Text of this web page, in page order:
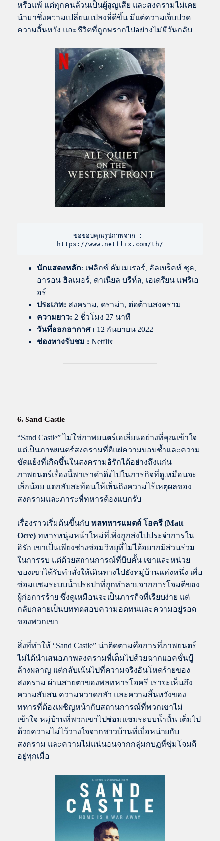
หรือแพ้ แต่ทุกคนล้วนเป็นผู้สูญเสีย และสงครามไม่เคย
นำมาซึ่งความเปลี่ยนแปลงที่ดีขึ้น มีแต่ความเจ็บปวด
ความสิ้นหวัง และชีวิตที่ถูกพรากไปอย่างไม่มีวันกลับ
ขอขอบคุณรูปภาพจาก :
https://www.netflix.com/th/
นักแสดงหลัก: เฟลิกซ์ คัมเมเรอร์, อัลเบร็คท์ ชุค,
อารอน ฮิลเมอร์, ดาเนียล บรืห์ล, เอเดรียน แฟริเอ
อร์
ประเภท: สงคราม, ดราม่า, ต่อต้านสงคราม
ความยาว: 2 ชั่วโมง 27 นาที
วันที่ออกอากาศ : 12 กันยายน 2022
ช่องทางรับชม : Netflix
6. Sand Castle
“Sand Castle” ไม่ใช่ภาพยนตร์เอเลี่ยนอย่างที่คุณเข้าใจ
แต่เป็นภาพยนตร์สงครามที่ตีแผ่ความบอบช้ำและความ
ขัดแย้งที่เกิดขึ้นในสงครามอิรักได้อย่างถึงแก่น
ภาพยนตร์เรื่องนี้พาเราดำดิ่งไปในภารกิจที่ดูเหมือนจะ
เล็กน้อย แต่กลับสะท้อนให้เห็นถึงความไร้เหตุผลของ
สงครามและภาระที่ทหารต้องแบกรับ
เรื่องราวเริ่มต้นขึ้นกับ พลทหารแมตต์ โอครี (Matt
Ocre)ทหารหนุ่มหน้าใหม่ที่เพิ่งถูกส่งไปประจำการใน
อิรัก เขาเป็นเพียงช่างซ่อมวิทยุที่ไม่ได้อยากมีส่วนร่วม
ในการรบ แต่ด้วยสถานการณ์ที่บีบคั้น เขาและหน่วย
ของเขาได้รับคำสั่งให้เดินทางไปยังหมู่บ้านแห่งหนึ่ง เพื่อ
ซ่อมแซมระบบน้ำประปาที่ถูกทำลายจากการโจมตีของ
ผู้ก่อการร้าย ซึ่งดูเหมือนจะเป็นภารกิจที่เรียบง่าย แต่
กลับกลายเป็นบททดสอบความอดทนและความอยู่รอด
ของพวกเขา
สิ่งที่ทำให้ “Sand Castle” น่าติดตามคือการที่ภาพยนตร์
ไม่ได้นำเสนอภาพสงครามที่เต็มไปด้วยฉากแอคชั่นบู๊
ล้างผลาญ แต่กลับเน้นไปที่ความจริงอันโหดร้ายของ
สงคราม ผ่านสายตาของพลทหารโอครี เราจะเห็นถึง
ความสับสน ความหวาดกลัว และความสิ้นหวังของ
ทหารที่ต้องเผชิญหน้ากับสถานการณ์ที่พวกเขาไม่
เข้าใจ หมู่บ้านที่พวกเขาไปซ่อมแซมระบบน้ำนั้น เต็มไป
ด้วยความไม่ไว้วางใจจากชาวบ้านที่เบื่อหน่ายกับ
สงคราม และความไม่แน่นอนจากกลุ่มกบฏที่ซุ่มโจมตี
อยู่ทุกเมื่อ